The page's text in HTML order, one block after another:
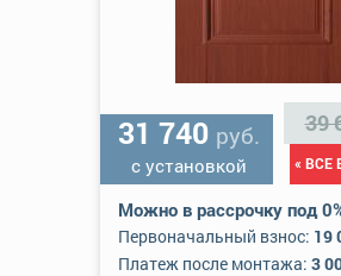
31 740 руб.
с установкой
39
« ВСЕ
Можно в рассрочку под
Первоначальный взнос: 19
Платеж после монтажа: 3